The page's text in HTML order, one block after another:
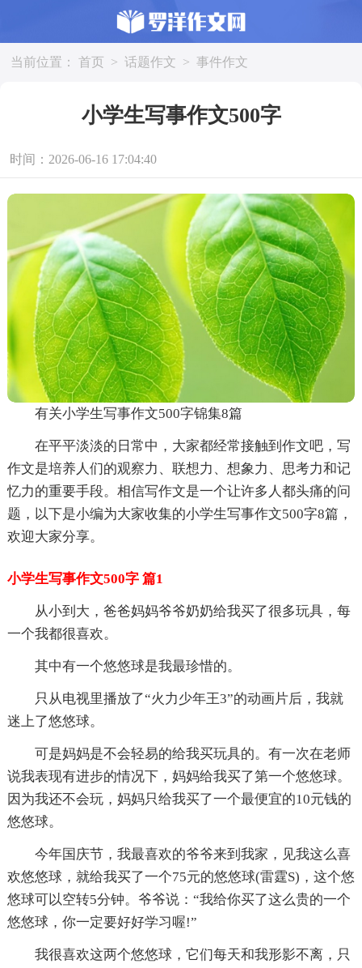
当前位置： 首页 > 话题作文 > 事件作文
小学生写事作文500字
时间：2026-06-16 17:04:40
有关小学生写事作文500字锦集8篇
在平平淡淡的日常中，大家都经常接触到作文吧，写
作文是培养人们的观察力、联想力、想象力、思考力和记
忆力的重要手段。相信写作文是一个让许多人都头痛的问
题，以下是小编为大家收集的小学生写事作文500字8篇，
欢迎大家分享。
小学生写事作文500字 篇1
从小到大，爸爸妈妈爷爷奶奶给我买了很多玩具，每
一个我都很喜欢。
其中有一个悠悠球是我最珍惜的。
只从电视里播放了“火力少年王3”的动画片后，我就
迷上了悠悠球。
可是妈妈是不会轻易的给我买玩具的。有一次在老师
说我表现有进步的情况下，妈妈给我买了第一个悠悠球。
因为我还不会玩，妈妈只给我买了一个最便宜的10元钱的
悠悠球。
今年国庆节，我最喜欢的爷爷来到我家，见我这么喜
欢悠悠球，就给我买了一个75元的悠悠球(雷霆S)，这个悠
悠球可以空转5分钟。爷爷说：“我给你买了这么贵的一个
悠悠球，你一定要好好学习喔!”
我很喜欢这两个悠悠球，它们每天和我形影不离，只